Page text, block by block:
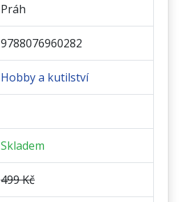
Práh
9788076960282
Hobby a kutilství
Skladem
499 Kč